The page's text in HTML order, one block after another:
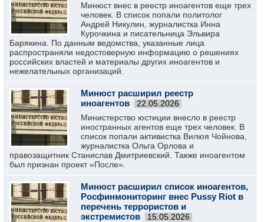
Минюст внес в реестр иноагентов еще трех
человек. В список попали политолог
Андрей Никулин, журналистка Инна
Курочкина и писательница Эльвира
Барякина. По данным ведомства, указанные лица
распространяли недостоверную информацию о решениях
российских властей и материалы других иноагентов и
нежелательных организаций.
Минюст расширил реестр
иноагентов
22.05.2026
Министерство юстиции внесло в реестр
иностранных агентов еще трех человек. В
список попали активистка Вилюя Чойнова,
журналистка Ольга Орлова и
правозащитник Станислав Дмитриевский. Также иноагентом
был признан проект «После».
Минюст расширил список иноагентов,
Росфинмониторинг внес Pussy Riot в
перечень террористов и
экстремистов
15.05.2026